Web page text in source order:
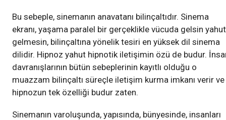
Bu sebeple, sinemanın anavatanı bilinçaltıdır. Sinema
ekranı, yaşama paralel bir gerçeklikle vücuda gelsin yahut
gelmesin, bilinçaltına yönelik tesiri en yüksek dil sinema
dilidir. Hipnoz yahut hipnotik iletişimin özü de budur.
davranışlarının bütün sebeplerinin kayıtlı olduğu o
muazzam bilinçaltı süreçle iletişim kurma imkanı verir ve
hipnozun tek özelliği budur zaten.
Sinemanın varoluşunda, yapısında, bünyesinde, insanları